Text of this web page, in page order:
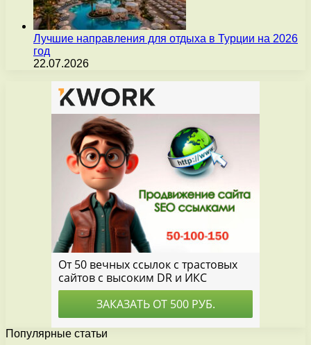
Лучшие направления для отдыха в Турции на 2026
год
22.07.2026
Популярные статьи